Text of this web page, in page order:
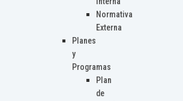
Normativa
Externa
Planes
y
Programas
Plan
de